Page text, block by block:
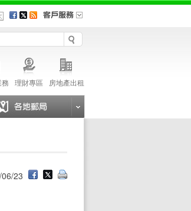
理財專區 房地產出租
23